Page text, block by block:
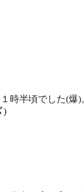
時半頃でした(爆)
)